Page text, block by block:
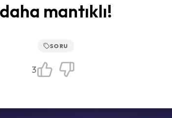
daha mantıklı!
SORU
3